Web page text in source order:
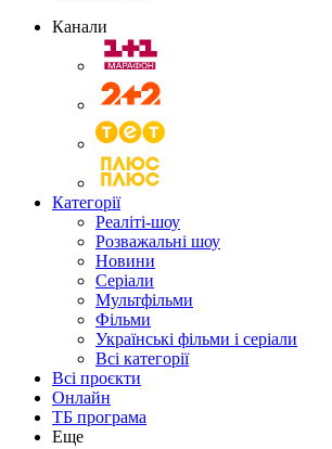
Канали
Категорії
Реаліті-шоу
Розважальні шоу
Новини
Серіали
Мультфільми
Фільми
Українські фільми і серіали
Всі категорії
Всі проєкти
Онлайн
ТБ програма
Еще